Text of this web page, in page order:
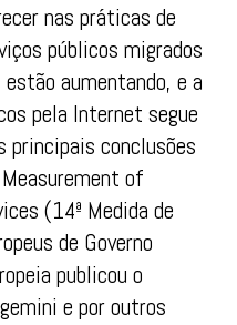
nas práticas de
públicos migrados
aumentando, e a
pela Internet segue
principais conclusões
of
(14ª Medida de
de Governo
publicou o
e por outros